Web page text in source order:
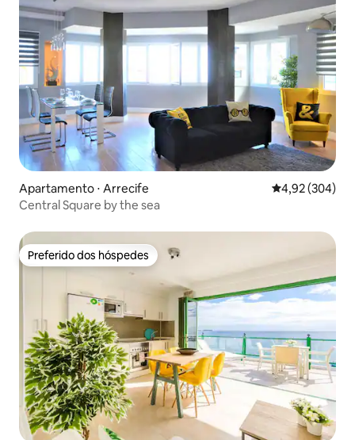
Apartamento ⋅ Arrecife 4,92 de uma
4,92 (304)
Central Square by the sea
Preferido dos hóspedes
Preferido dos hóspedes